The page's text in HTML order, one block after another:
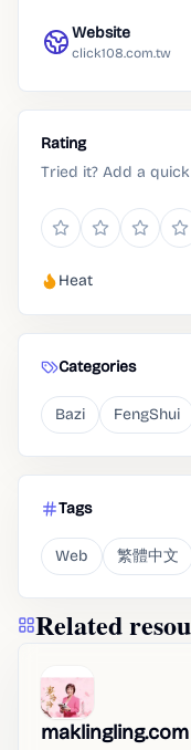
Website
click108.com.tw
Rating
Tried it? Add a
Heat
Categories
Bazi FengShui
Tags
Web 繁體中文
Related